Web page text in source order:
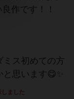
作です！！
ミス初めての方
思います😋✨
ました